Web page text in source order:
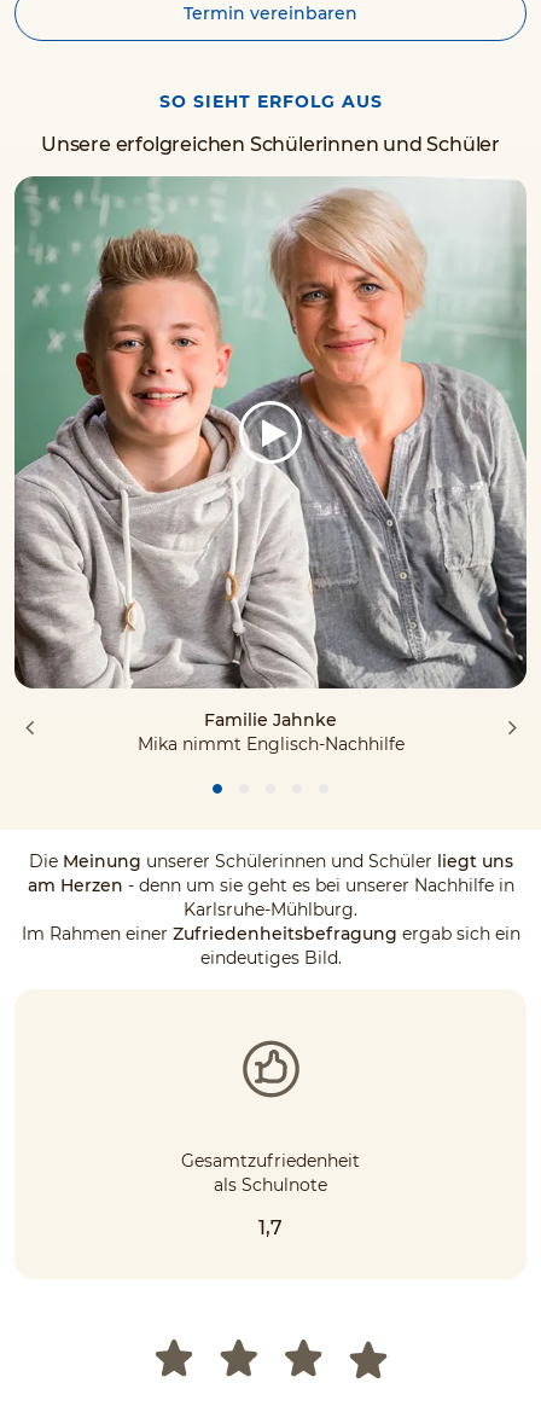
Termin vereinbaren
SO SIEHT ERFOLG AUS
Unsere erfolgreichen Schülerinnen und Schüler
Familie Jahnke
Mika nimmt Englisch-Nachhilfe
Die Meinung unserer Schülerinnen und Schüler liegt uns
am Herzen - denn um sie geht es bei unserer Nachhilfe in
Karlsruhe-Mühlburg.
Im Rahmen einer Zufriedenheitsbefragung ergab sich ein
eindeutiges Bild.
Gesamtzufriedenheit
als Schulnote
1,7